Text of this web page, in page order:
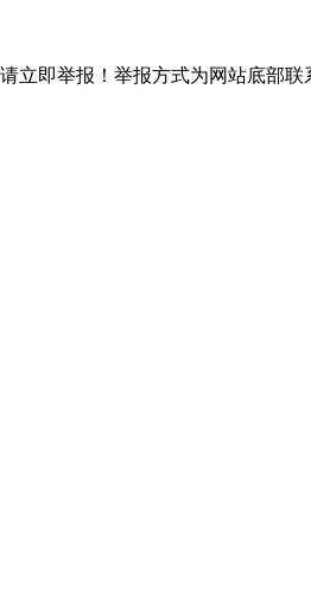
立即举报！举报方式为网站底部联